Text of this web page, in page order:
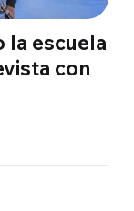
la escuela
con